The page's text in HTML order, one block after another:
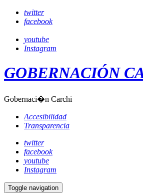
twitter
facebook
youtube
Instagram
GOBERNACIÓN
Gobernaci�n Carchi
Accesibilidad
Transparencia
twitter
facebook
youtube
Instagram
Toggle navigation